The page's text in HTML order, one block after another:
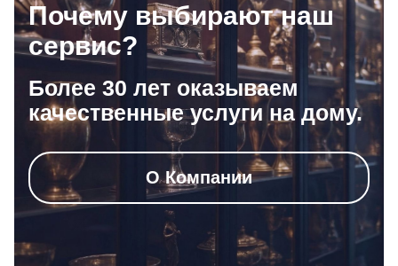
Почему выбирают наш
сервис?
Более 30 лет оказываем
качественные услуги на дому.
О Компании